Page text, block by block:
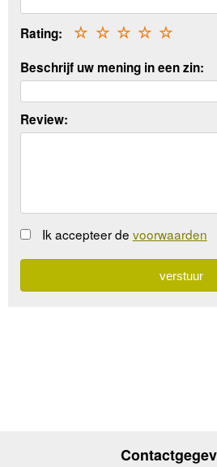
Rating: ☆
☆
☆
☆
☆
Beschrijf uw mening in een zin:
Review:
Ik accepteer de voorwaarden